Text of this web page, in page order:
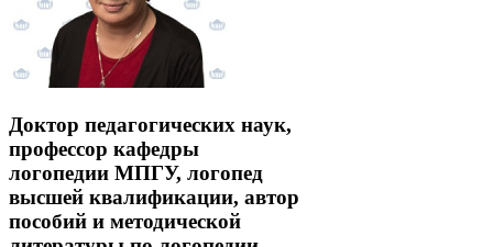
Доктор педагогических наук,
профессор кафедры
логопедии МПГУ, логопед
высшей квалификации, автор
пособий и методической